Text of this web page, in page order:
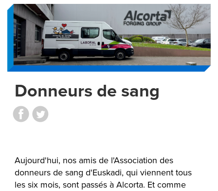
Donneurs de sang
Aujourd'hui, nos amis de l'Association des
donneurs de sang d'Euskadi, qui viennent tous
les six mois, sont passés à Alcorta. Et comme